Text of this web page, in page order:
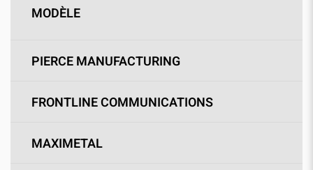
MODÈLE
PIERCE MANUFACTURING
FRONTLINE COMMUNICATIONS
MAXIMETAL